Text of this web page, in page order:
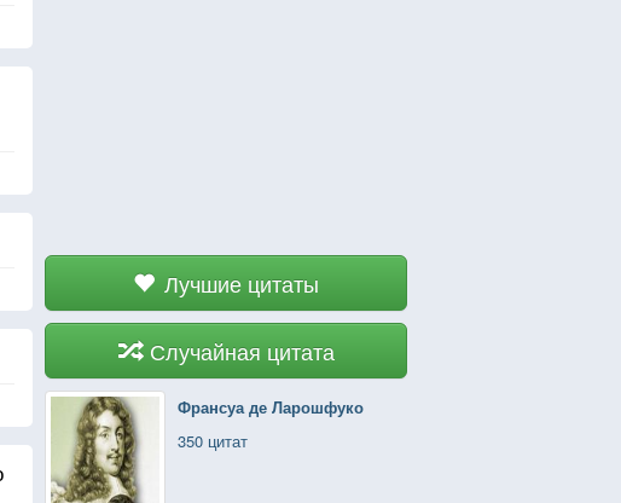
Лучшие цитаты
Случайная цитата
Франсуа де Ларошфуко
350 цитат